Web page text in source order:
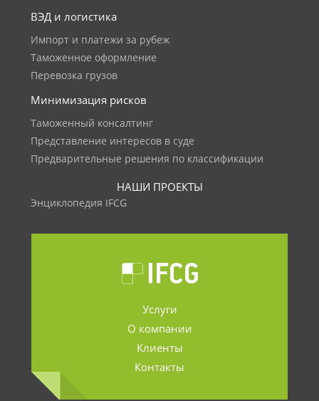
ВЭД и логистика
Импорт и платежи за рубеж
Таможенное оформление
Перевозка грузов
Минимизация рисков
Таможенный консалтинг
Представление интересов в суде
Предварительные решения по классификации
НАШИ ПРОЕКТЫ
Энциклопедия IFCG
Услуги
О компании
Клиенты
Контакты